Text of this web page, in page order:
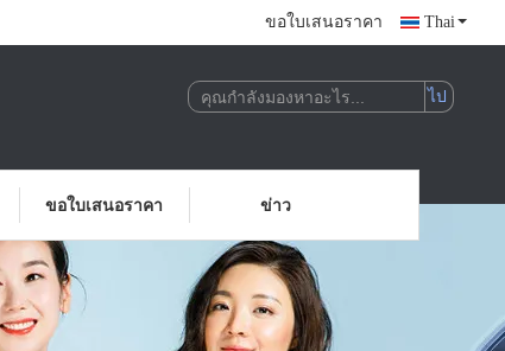
ขอใบเสนอราคา Thai
ขอใบเสนอราคา ข่าว